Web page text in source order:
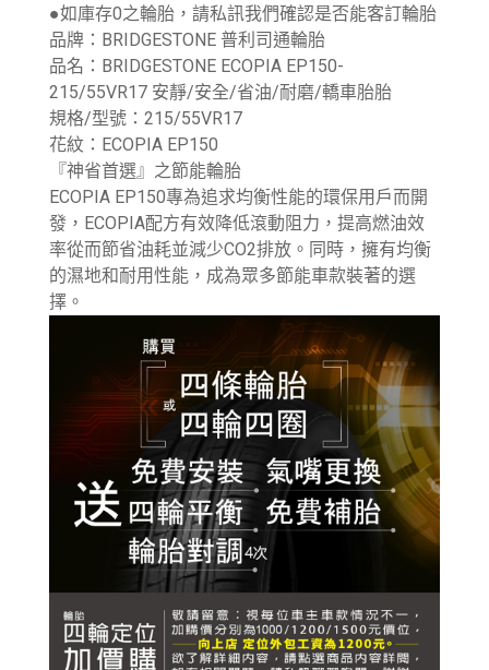
●如庫存0之輪胎，請私訊我們確認是否能客訂輪胎
品牌：BRIDGESTONE 普利司通輪胎
品名：BRIDGESTONE ECOPIA EP150-
215/55VR17 安靜/安全/省油/耐磨/轎車胎胎
規格/型號：215/55VR17
花紋：ECOPIA EP150
『神省首選』之節能輪胎
ECOPIA EP150專為追求均衡性能的環保用戶而開
發，ECOPIA配方有效降低滾動阻力，提高燃油效
率從而節省油耗並減少CO2排放。同時，擁有均衡
的濕地和耐用性能，成為眾多節能車款裝著的選
擇。